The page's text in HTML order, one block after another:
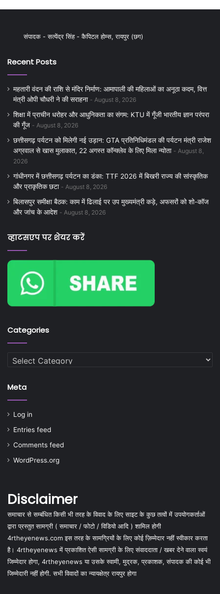
संपादक - सत्येंद्र सिंह - कैपिटल होम्स, रायपुर (छग)
Recent Posts
महतारी वंदन की राशि से मंदिर निर्माण: आमापाली की महिलाओं का अनूठा कदम, वित्त
मंत्री ओपी चौधरी ने की सराहना
August 8, 2026
शिक्षा में प्राचीन धरोहर और आधुनिकता का संगम: KTU में गूँजी भारतीय ज्ञान परंपरा
की गूँज
August 8, 2026
छत्तीसगढ़ पर्यटन को मिलेगी नई उड़ान: GTA प्रतिनिधिमंडल की पर्यटन मंत्री राजेश
अग्रवाल से खास मुलाकात, 22 अगस्त कॉन्क्लेव के लिए मिला न्योता
August 8,
2026
गांधीनगर में छत्तीसगढ़ पर्यटन का डंका: TTF 2026 में बिखरी राज्य की सांस्कृतिक
और प्राकृतिक छटा
August 8, 2026
बिलासपुर समीक्षा बैठक: काम में ढिलाई पर उप मुख्यमंत्री कड़े, अफसरों को शो-कॉज
और जांच के आदेश
August 8, 2026
व्हाटसएप पर शेयर करें
Categories
Categories
Meta
Log in
Entries feed
Comments feed
WordPress.org
Disclaimer
समाचार से सम्बंधित किसी भी तरह के विवाद के लिए साइट के कुछ तत्वों में उपयोगकर्ताओं
द्वारा प्रस्तुत सामग्री ( समाचार / फोटो / विडियो आदि ) शामिल होगी
4rtheyenews.com इस तरह के सामग्रियों के लिए कोई ज़िम्मेदार नहीं स्वीकार करता
है। 4rtheyenews में प्रकाशित ऐसी सामग्री के लिए संवाददाता / खबर देने वाला स्वयं
जिम्मेदार होगा, 4rtheyenews या उसके स्वामी, मुद्रक, प्रकाशक, संपादक की कोई भी
जिम्मेदारी नहीं होगी. सभी विवादों का न्यायक्षेत्र रायपुर होगा